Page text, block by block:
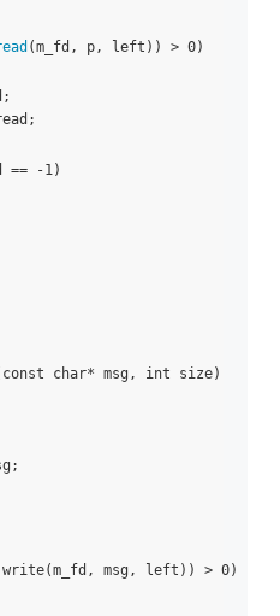
(m_fd, p, left)) > 0)
== -1)
char* msg, int size)
msg, left)) > 0)